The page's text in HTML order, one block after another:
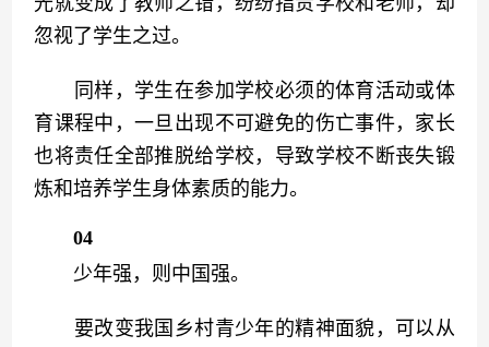
忽视了学生之过。
同样，学生在参加学校必须的体育活动或体
育课程中，一旦出现不可避免的伤亡事件，家长
也将责任全部推脱给学校，导致学校不断丧失锻
炼和培养学生身体素质的能力。
04
少年强，则中国强。
要改变我国乡村青少年的精神面貌，可以从